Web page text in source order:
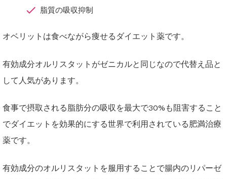
脂質の吸収抑制
オベリットは食べながら痩せるダイエット薬です。
有効成分オルリスタットがゼニカルと同じなので代替え品と
して人気があります。
食事で摂取される脂肪分の吸収を最大で30%も阻害すること
でダイエットを効果的にする世界で利用されている肥満治療
薬です。
有効成分のオルリスタットを服用することで腸内のリパーゼ